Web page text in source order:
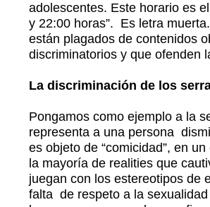
adolescentes. Este horario es
y 22:00 horas”. Es letra
están plagados de contenidos
discriminatorios y que ofenden
La discriminación de los
Pongamos como ejemplo a la
representa a una persona
es objeto de “comicidad”, en
la mayoría de realities que
juegan con los estereotipos de
falta de respeto a la